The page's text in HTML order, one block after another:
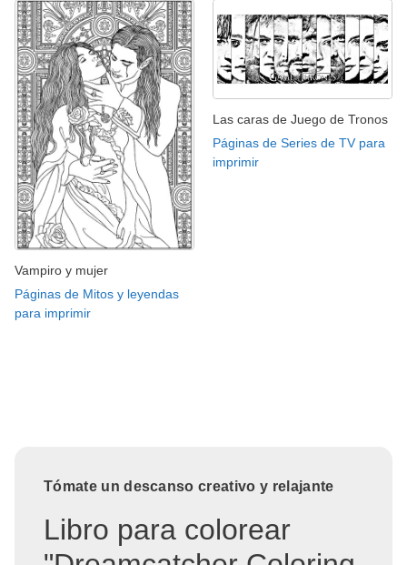
Vampiro y mujer
Páginas de Mitos y leyendas
para imprimir
Las caras de Juego de Tronos
Páginas de Series de TV para
imprimir
Tómate un descanso creativo y relajante
Libro para colorear